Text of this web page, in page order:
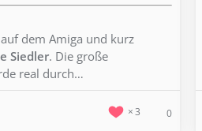
dem Amiga und kurz
Siedler. Die große
real durch…
3 0